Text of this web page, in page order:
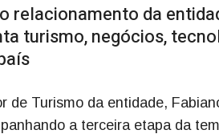
da
turismo, negócios,
de Turismo da entidade,
a terceira etapa da